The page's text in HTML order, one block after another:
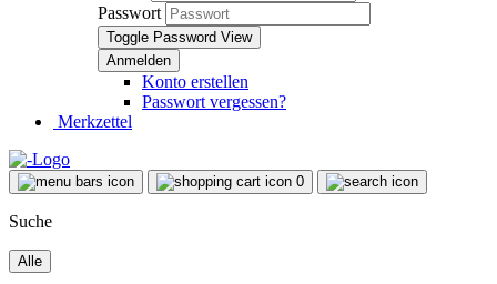
Passwort
Toggle Password View
Konto erstellen
Passwort vergessen?
Merkzettel
0
Suche
Alle